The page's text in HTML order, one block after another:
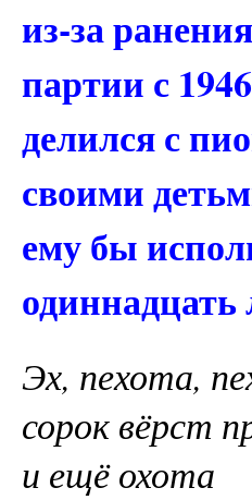
из‑за
партии с
делился с
своими
ему бы
одиннадцать
Эх, пехота,
сорок вёрст
и ещё охота